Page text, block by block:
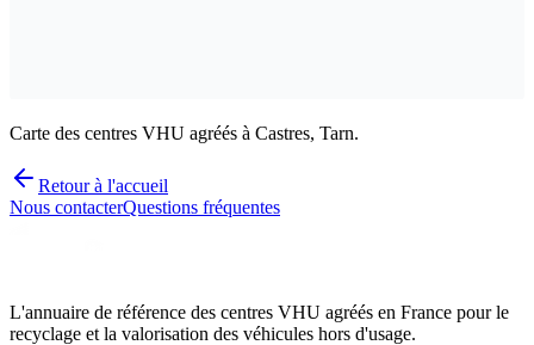
Carte des centres VHU agréés à Castres, Tarn.
Retour à l'accueil
Nous contacterQuestions fréquentes
L'annuaire de référence des centres VHU agréés en France pour le
recyclage et la valorisation des véhicules hors d'usage.